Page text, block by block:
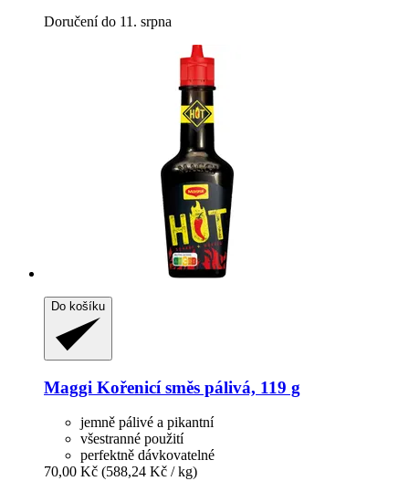
Doručení do 11. srpna
Do košíku
Maggi Kořenicí směs pálivá, 119 g
jemně pálivé a pikantní
všestranné použití
perfektně dávkovatelné
70,00 Kč (588,24 Kč / kg)